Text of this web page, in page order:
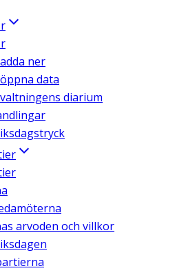
ner
data
diarium
arvoden och villkor